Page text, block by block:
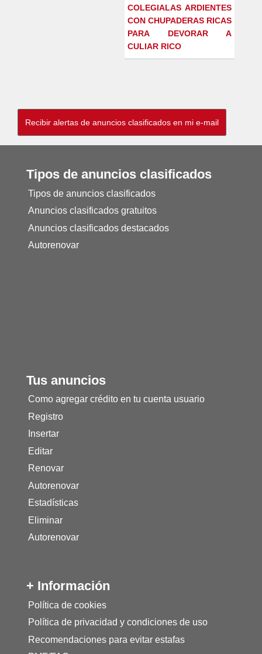
COLEGIALAS ARDIENTES
CON CHUPADERAS RICAS
PARA DEVORAR A
CULIAR RICO
Tipos de anuncios clasificados
Tipos de anuncios clasificados
Anuncios clasificados gratuitos
Anuncios clasificados destacados
Autorenovar
Tus anuncios
Como agregar crédito en tu cuenta usuario
Registro
Insertar
Editar
Renovar
Autorenovar
Estadísticas
Eliminar
Autorenovar
+ Información
Política de cookies
Política de privacidad y condiciones de uso
Recomendaciones para evitar estafas